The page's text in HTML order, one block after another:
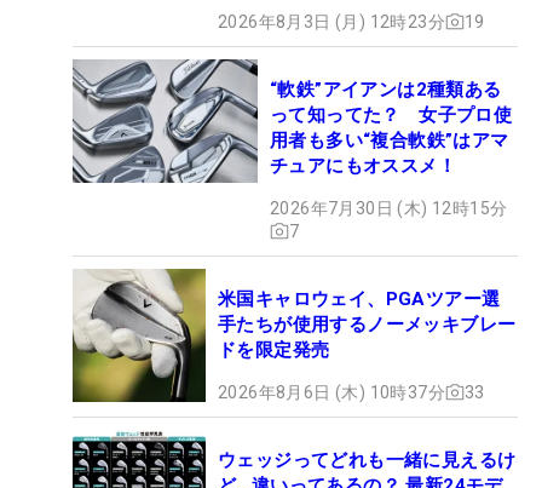
2026年8月3日 (月) 12時23分 19
“軟鉄”アイアンは2種類ある
って知ってた？ 女子プロ使
用者も多い“複合軟鉄”はアマ
チュアにもオススメ！
2026年7月30日 (木) 12時15分
7
米国キャロウェイ、PGAツアー選
手たちが使用するノーメッキブレー
ドを限定発売
2026年8月6日 (木) 10時37分 33
ウェッジってどれも一緒に見えるけ